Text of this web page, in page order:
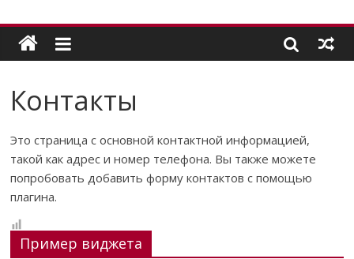
Контакты
Это страница с основной контактной информацией,
такой как адрес и номер телефона. Вы также можете
попробовать добавить форму контактов с помощью
плагина.
Пример виджета